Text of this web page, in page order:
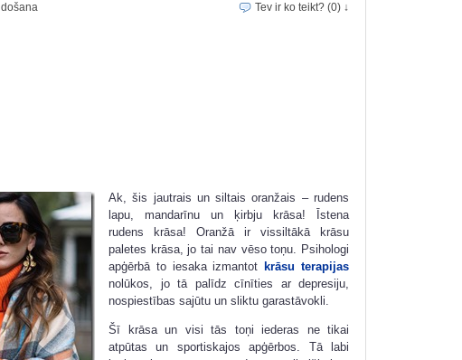
Tev ir ko teikt? (0) ↓
Ak, šis jautrais un siltais oranžais – rudens
lapu, mandarīnu un ķirbju krāsa! Īstena
rudens krāsa! Oranžā ir vissiltākā krāsu
paletes krāsa, jo tai nav vēso toņu. Psihologi
apģērbā to iesaka izmantot krāsu terapijas
nolūkos, jo tā palīdz cīnīties ar depresiju,
nospiestības sajūtu un sliktu garastāvokli.
Šī krāsa un visi tās toņi iederas ne tikai
atpūtas un sportiskajos apģērbos. Tā labi